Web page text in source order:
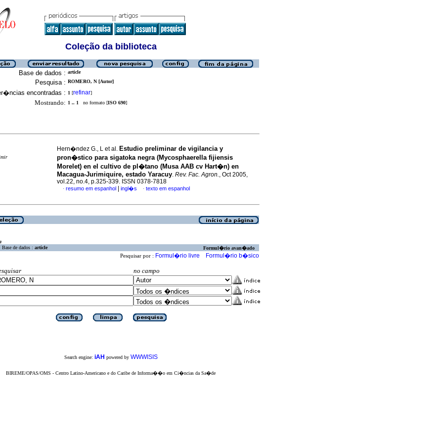
Coleção da biblioteca
Base de dados : article
Pesquisa : ROMERO, N [Autor]
encontradas : 1 [refinar]
Mostrando: 1 .. 1 no formato [ISO 690]
Hern�ndez G., L et al. Estudio preliminar de vigilancia y
pron�stico para sigatoka negra (Mycosphaerella fijiensis
Morelet) en el cultivo de pl�tano (Musa AAB cv Hart�n) en
Macagua-Jurimiquire, estado Yaracuy. Rev. Fac. Agron., Oct 2005,
vol.22, no.4, p.325-339. ISSN 0378-7818
· resumo em espanhol ingl�s · texto em espanhol
Base de dados : article Formul�rio avan�ado
Pesquisar por : Formul�rio livre Formul�rio b�sico
no campo
Search engine: iAH powered by WWWISIS
BIREME/OPAS/OMS - Centro Latino-Americano e do Caribe de Informa��o em Ci�ncias da Sa�de